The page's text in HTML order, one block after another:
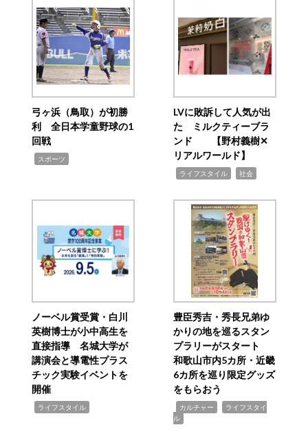
弓ヶ浜（鳥取）が初勝
利 全日本学童野球の1
回戦
スポーツ
LVに敗訴して人気が出
た ミルクティーブラ
ンド 【野村義樹✕
リアルワールド】
ライフスタイル 社会
ノーベル賞受賞・白川
英樹博士が小中高生を
直接指導 名城大学が
講演会と導電性プラス
チック実験イベントを
開催
ライフスタイル
豊臣秀吉・秀長兄弟ゆ
かりの地を巡るスタン
プラリーがスタート
和歌山市内5カ所・近畿
6カ所を巡り限定グッズ
をもらおう
カルチャー
ライフスタイ
ル